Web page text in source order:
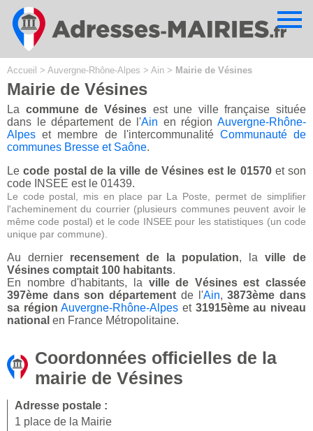
Accueil > Auvergne-Rhône-Alpes > Ain > Mairie de Vésines
Mairie de Vésines
La commune de Vésinesest une ville française située
dans le département de l'Ain en régionAuvergne-Rhône-
Alpes et membre de l'intercommunalité Communauté de
communes Bresse et Saône.
Lecode postal de la ville de Vésines est le 01570et son
code INSEE est le 01439.
Le code postal, mis en place par La Poste, permet de simplifier
l'acheminement du courrier (plusieurs communes peuvent avoir le
même code postal) et le code INSEE pour les statistiques (un code
unique par commune).
Au dernier recensement de la population, laville de
Vésines comptait 100 habitants.
En nombre d'habitants, la ville de Vésines est classée
397ème dans son département de l'Ain,3873ème dans
sa région Auvergne-Rhône-Alpes et 31915ème au niveau
national en France Métropolitaine.
Coordonnées officielles de la
mairie de Vésines
Adresse postale :
1 place de la Mairie
Cookies management panel